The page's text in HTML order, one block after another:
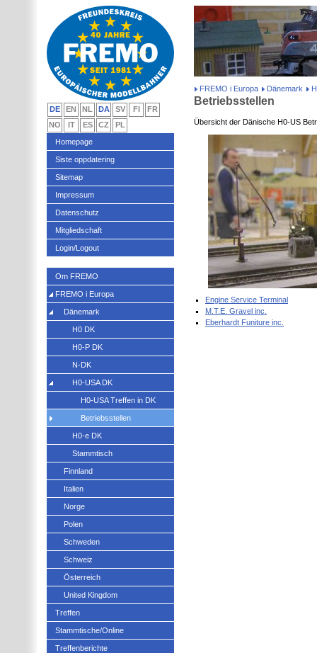
FREMO i Europa Dänemark
Betriebsstellen
Übersicht der Dänische H0-US
Engine Service Terminal
M.T.E. Gravel inc.
Eberhardt Funiture inc.
DE EN NL DA SV FI
FR
NO
IT ES CZ
PL
Homepage
Siste oppdatering
Sitemap
Impressum
Datenschutz
Mitgliedschaft
Login/Logout
Om FREMO
FREMO i Europa
Dänemark
H0 DK
H0-P DK
N-DK
H0-USA DK
H0-USA Treffen in DK
Betriebsstellen
H0-e DK
Stammtisch
Finnland
Italien
Norge
Polen
Schweden
Schweiz
Österreich
United Kingdom
Treffen
Stammtische/Online
Treffenberichte